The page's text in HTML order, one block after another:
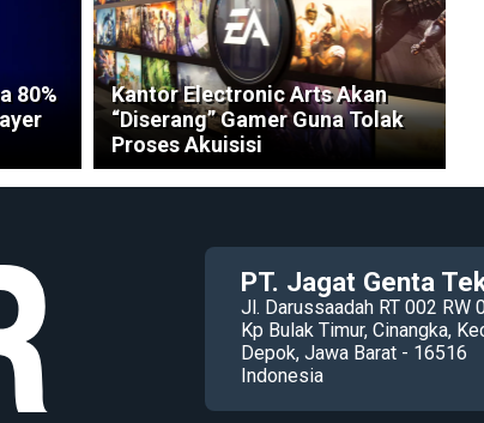
80%
Kantor Electronic Arts Akan
“Diserang” Gamer Guna Tolak
Proses Akuisisi
PT. Jagat Genta
Jl. Darussaadah RT 002 RW
Kp Bulak Timur, Cinangka,
Depok, Jawa Barat - 16516
Indonesia